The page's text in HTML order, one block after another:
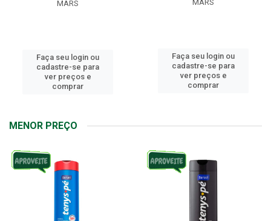
MARS
Faça seu login ou
cadastre-se para
ver preços e
comprar
MARS
Faça seu login ou
cadastre-se para
ver preços e
comprar
MENOR PREÇO